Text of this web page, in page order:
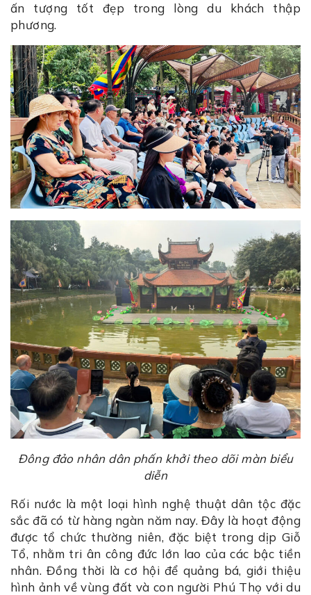
ấn tượng tốt đẹp trong lòng du khách thập
phương.
Đông đảo nhân dân phấn khởi theo dõi màn biểu
diễn
Rối nước là một loại hình nghệ thuật dân tộc đặc
sắc đã có từ hàng ngàn năm nay. Đây là hoạt động
được tổ chức thường niên, đặc biệt trong dịp Giỗ
Tổ, nhằm tri ân công đức lớn lao của các bậc tiền
nhân. Đồng thời là cơ hội để quảng bá, giới thiệu
hình ảnh về vùng đất và con người Phú Thọ với du